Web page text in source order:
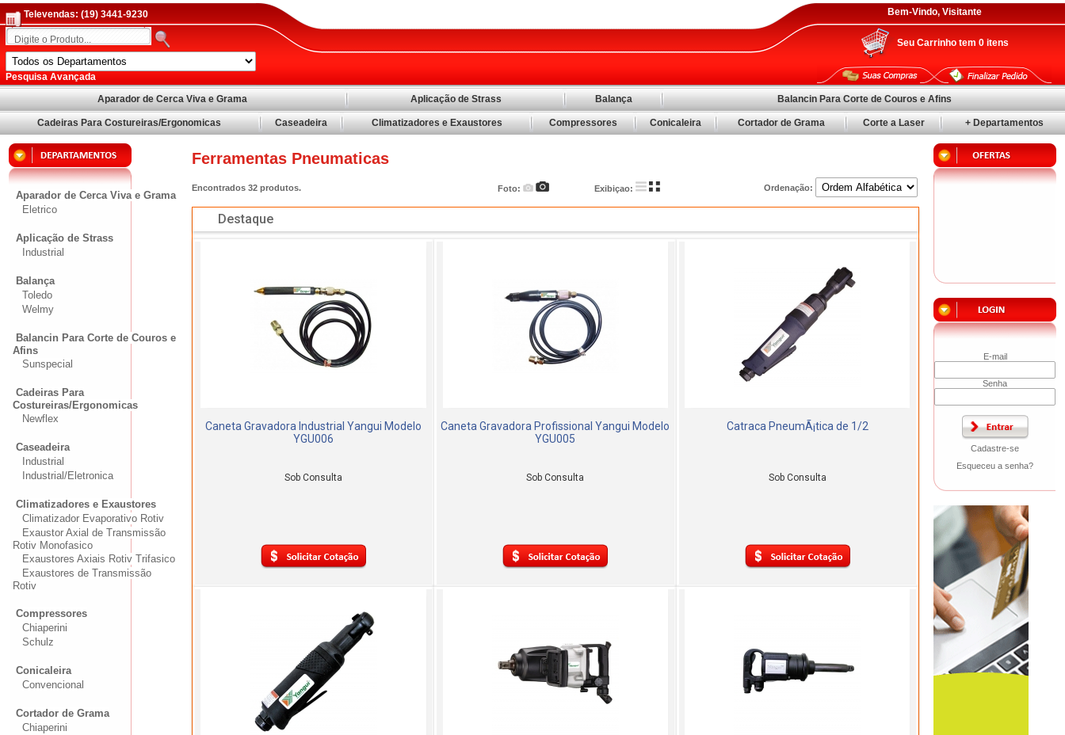
Televendas: (19) 3441-9230
Pesquisa Avançada
Bem-Vindo, Visitante
Seu Carrinho tem 0itens
Aparador de Cerca Viva e Grama Aplicação de Strass Balança Balancin Para Corte de Couros e Afins
Cadeiras Para Costureiras/Ergonomicas Caseadeira Climatizadores e Exaustores Compressores Conicaleira Cortador de Grama Corte a Laser + Departamentos
Aparador de Cerca Viva e Grama
Eletrico
Aplicação de Strass
Industrial
Balança
Toledo
Welmy
Balancin Para Corte de Couros e
Afins
Sunspecial
Cadeiras Para
Costureiras/Ergonomicas
Newflex
Caseadeira
Industrial
Industrial/Eletronica
Climatizadores e Exaustores
Climatizador Evaporativo Rotiv
Exaustor Axial de Transmissão
Rotiv Monofasico
Exaustores Axiais Rotiv Trifasico
Exaustores de Transmissão
Rotiv
Compressores
Chiaperini
Schulz
Conicaleira
Convencional
Cortador de Grama
Chiaperini
Ferramentas Pneumaticas
Encontrados 32 produtos. Foto: Exibiçao: Ordenação:
Destaque
Caneta Gravadora Industrial Yangui Modelo
YGU006
Sob Consulta
Caneta Gravadora Profissional Yangui Modelo
YGU005
Sob Consulta
Catraca PneumÃ¡tica de 1/2
Sob Consulta
E-mail
Senha
Cadastre-se
Esqueceu a senha?